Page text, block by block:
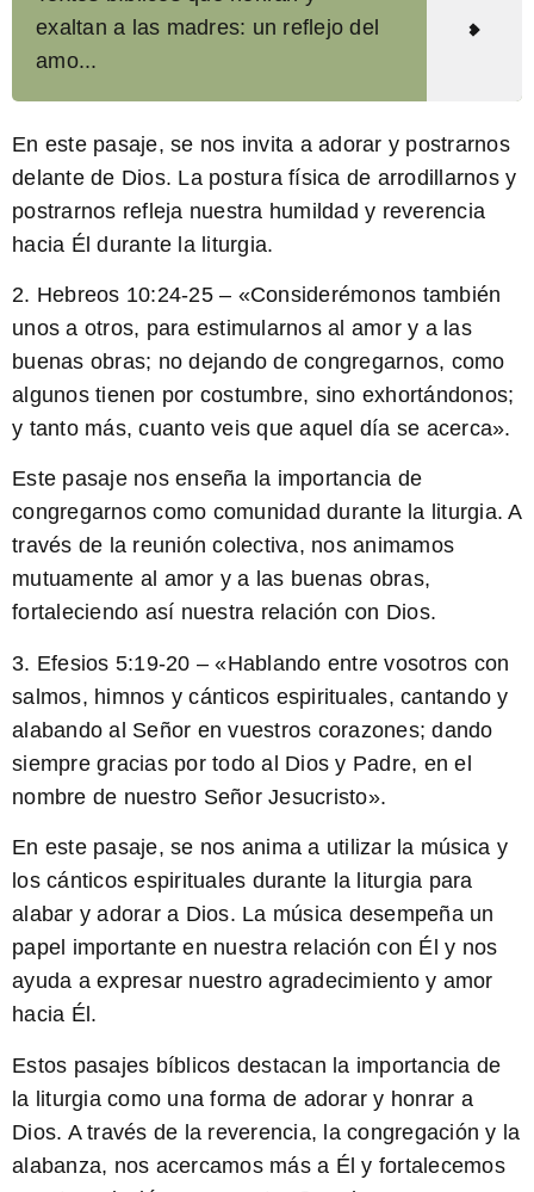
exaltan a las madres: un reflejo del
amo...
En este pasaje, se nos invita a adorar y postrarnos
delante de Dios. La postura física de arrodillarnos y
postrarnos refleja nuestra humildad y reverencia
hacia Él durante la liturgia.
2. Hebreos 10:24-25 – «Considerémonos también
unos a otros, para estimularnos al amor y a las
buenas obras; no dejando de congregarnos, como
algunos tienen por costumbre, sino exhortándonos;
y tanto más, cuanto veis que aquel día se acerca».
Este pasaje nos enseña la importancia de
congregarnos como comunidad durante la liturgia. A
través de la reunión colectiva, nos animamos
mutuamente al amor y a las buenas obras,
fortaleciendo así nuestra relación con Dios.
3. Efesios 5:19-20 – «Hablando entre vosotros con
salmos, himnos y cánticos espirituales, cantando y
alabando al Señor en vuestros corazones; dando
siempre gracias por todo al Dios y Padre, en el
nombre de nuestro Señor Jesucristo».
En este pasaje, se nos anima a utilizar la música y
los cánticos espirituales durante la liturgia para
alabar y adorar a Dios. La música desempeña un
papel importante en nuestra relación con Él y nos
ayuda a expresar nuestro agradecimiento y amor
hacia Él.
Estos pasajes bíblicos destacan la importancia de
la liturgia como una forma de adorar y honrar a
Dios. A través de la reverencia, la congregación y la
alabanza, nos acercamos más a Él y fortalecemos